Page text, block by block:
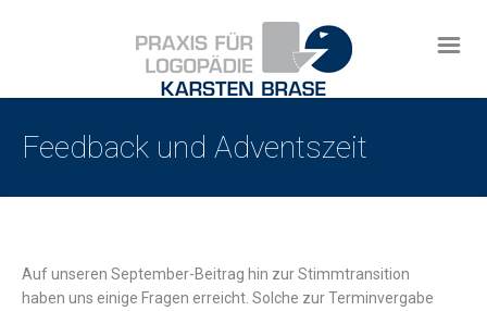
Feedback und Adventszeit
Auf unseren September-Beitrag hin zur Stimmtransition
haben uns einige Fragen erreicht. Solche zur Terminvergabe